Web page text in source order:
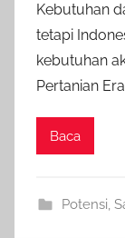
Kebutuhan
tetapi
kebutuhan
Pertanian Era
Baca
Potensi,